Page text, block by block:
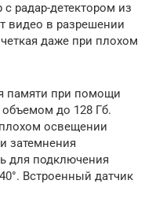
радар-детектором из
видео в разрешении
даже при плохом
памяти при помощи
до 128 Гб.
освещении
затемнения
для подключения
Встроенный датчик